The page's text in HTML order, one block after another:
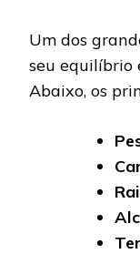
Um dos
seu equilíbrio
Abaixo, os